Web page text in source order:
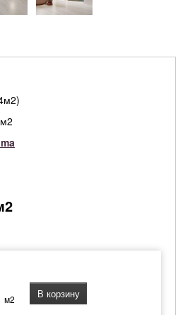
м2 В корзину